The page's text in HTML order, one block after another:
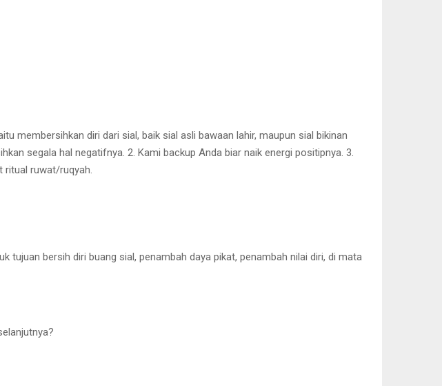
membersihkan diri dari sial, baik sial asli bawaan lahir, maupun sial bikinan
segala hal negatifnya. 2. Kami backup Anda biar naik energi positipnya. 3.
ritual ruwat/ruqyah.
bersih diri buang sial, penambah daya pikat, penambah nilai diri, di mata